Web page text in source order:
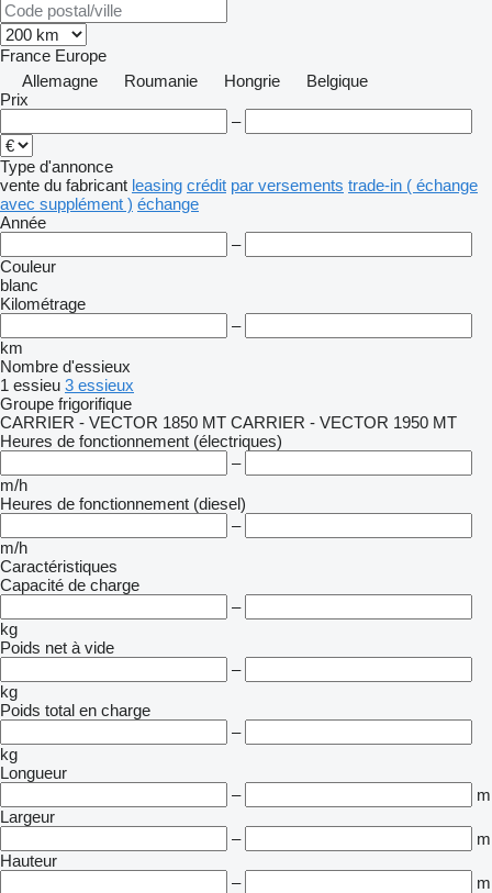
France Europe
Allemagne
Roumanie Hongrie
Belgique
Prix
–
Type d'annonce
vente du fabricant leasing crédit par versements trade-in ( échange
avec supplément ) échange
Année
–
Couleur
blanc
Kilométrage
–
km
Nombre d'essieux
1 essieu 3 essieux
Groupe frigorifique
CARRIER - VECTOR 1850 MT CARRIER - VECTOR 1950 MT
Heures de fonctionnement (électriques)
–
m/h
Heures de fonctionnement (diesel)
–
m/h
Caractéristiques
Capacité de charge
–
kg
Poids net à vide
–
kg
Poids total en charge
–
kg
Longueur
–
m
Largeur
–
m
Hauteur
–
m